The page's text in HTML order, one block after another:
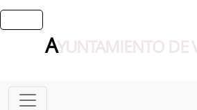
AYUNTAMIENTO DE